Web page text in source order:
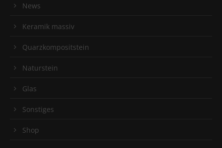
News
Keramik massiv
Quarzkompositstein
Naturstein
Glas
Sonstiges
Shop